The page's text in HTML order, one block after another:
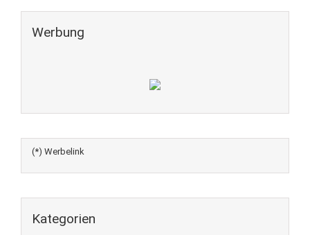
Werbung
(*) Werbelink
Kategorien